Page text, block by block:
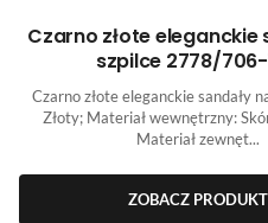
Czarno złote eleganckie
szpilce 2778/
Czarno złote eleganckie sandały
Złoty; Materiał wewnętrzny:
Materiał zewnęt...
ZOBACZ PRODUKT